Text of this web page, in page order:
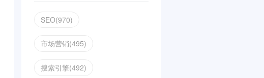
SEO(970)
市场营销(495)
搜索引擎(492)